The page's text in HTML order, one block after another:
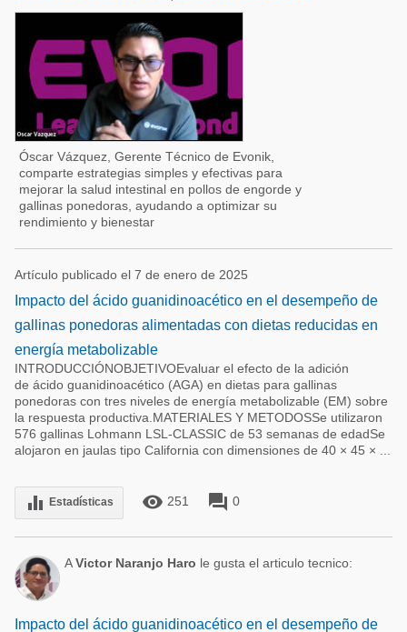
Óscar Vázquez, Gerente Técnico de Evonik,
comparte estrategias simples y efectivas para
mejorar la salud intestinal en pollos de engorde y
gallinas ponedoras, ayudando a optimizar su
rendimiento y bienestar
Artículo publicado el 7 de enero de 2025
Impacto del ácido guanidinoacético en el desempeño de
gallinas ponedoras alimentadas con dietas reducidas en
energía metabolizable
INTRODUCCIÓNOBJETIVOEvaluar el efecto de la adición
de ácido guanidinoacético (AGA) en dietas para gallinas
ponedoras con tres niveles de energía metabolizable (EM) sobre
la respuesta productiva.MATERIALES Y METODOSSe utilizaron
576 gallinas Lohmann LSL-CLASSIC de 53 semanas de edadSe
alojaron en jaulas tipo California con dimensiones de 40 × 45 × ...
equalizer Estadísticas remove_red_eye 251 forum 0
AVictor Naranjo Haro le gusta el articulo tecnico:
Impacto del ácido guanidinoacético en el desempeño de